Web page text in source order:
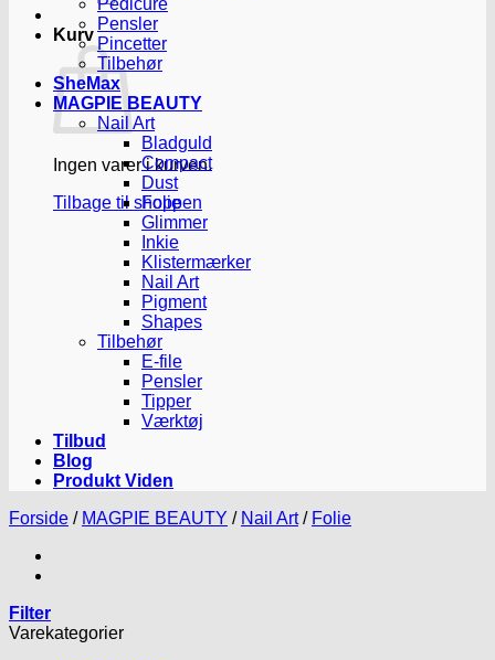
Kurv
Ingen varer i kurven.
Tilbage til shoppen
Pedicure
Pensler
Pincetter
Tilbehør
SheMax
MAGPIE BEAUTY
Nail Art
Bladguld
Compact
Dust
Folie
Glimmer
Inkie
Klistermærker
Nail Art
Pigment
Shapes
Tilbehør
E-file
Pensler
Tipper
Værktøj
Tilbud
Blog
Produkt Viden
Forside / MAGPIE BEAUTY / Nail Art / Folie
Filter
Varekategorier